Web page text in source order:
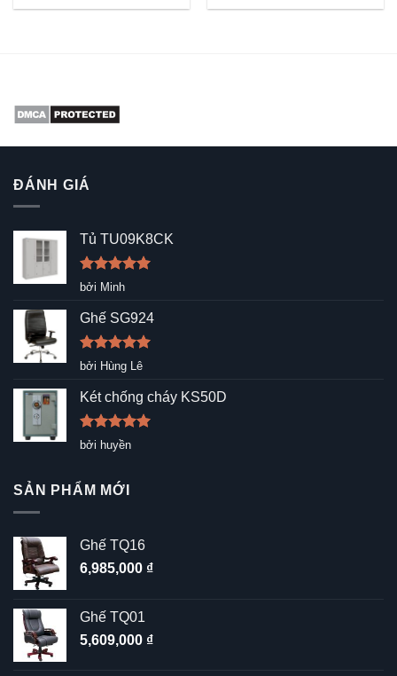
ĐÁNH GIÁ
Tủ TU09K8CK
Được xếp
sao
bởi Minh
Ghế SG924
Được xếp
5
sao
bởi Hùng Lê
Két chống cháy KS50D
Được xếp
hạng5
bởi huyền
SẢN PHẨM MỚI
Ghế TQ16
6,985,000 ₫
Ghế TQ01
5,609,000 ₫